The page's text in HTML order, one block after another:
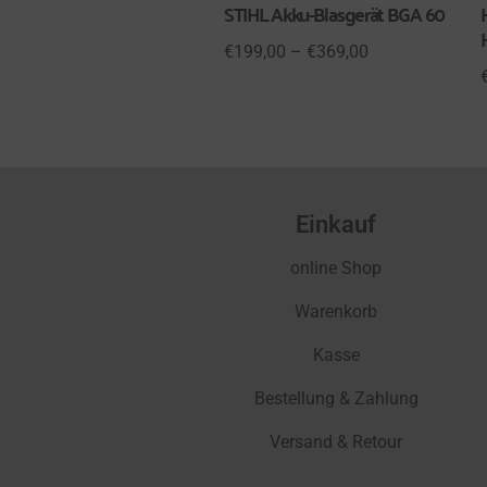
STIHL Akku-Blasgerät BGA 60
€199,00 – €369,00
Einkauf
online Shop
Warenkorb
Kasse
Bestellung & Zahlung
Versand & Retour